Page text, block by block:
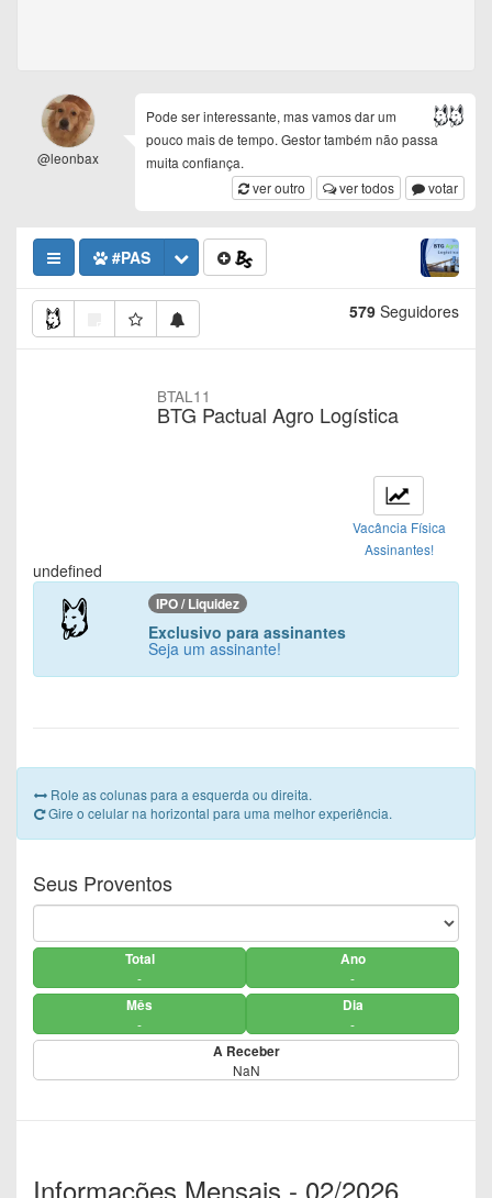
@leonbax
Pode ser interessante, mas vamos dar um
pouco mais de tempo. Gestor também não passa
muita confiança.
ver outro
ver todos votar
#PAS
579 Seguidores
BTAL11
BTG Pactual Agro Logística
Vacância Física
Assinantes!
undefined
IPO / Liquidez
Exclusivo para assinantes
Seja um assinante!
Role as colunas para a esquerda ou direita.
Gire o celular na horizontal para uma melhor experiência.
Seus Proventos
Total
-
Ano
-
Mês
-
Dia
-
A Receber
NaN
Informações Mensais - 02/2026